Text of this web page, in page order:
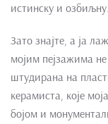
истинску и озбиљну.
Зато знајте, а ја
мојим пејзажима
штудирана на
керамиста, које
бојом и